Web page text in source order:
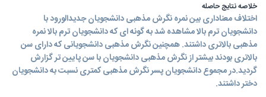
خلاصه نتایج حاصله
اختلاف معناداری بین نمره نگرش مذهبی دانشجویان جدیدالورود با
دانشجویان ترم بالا مشاهده شد به گونه ای که دانشجویان ترم بالا نمره
مذهبی بالاتری داشتند. همچنین نگرش مذهبی دانشجویانی که دارای سن
بالاتری بودند بیشتر از نگرش مذهبی دانشجویان با سن پایین تر گزارش
گردید.در مجموع دانشجویان پسر نگرش مذهبی کمتری نسبت به دانشجویان
دختر داشتند.